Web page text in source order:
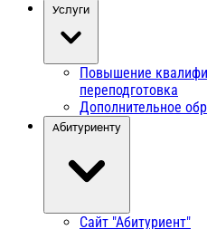
Услуги
Повышение
переподготовка
Дополнительное
Абитуриенту
Сайт "Абитуриент"